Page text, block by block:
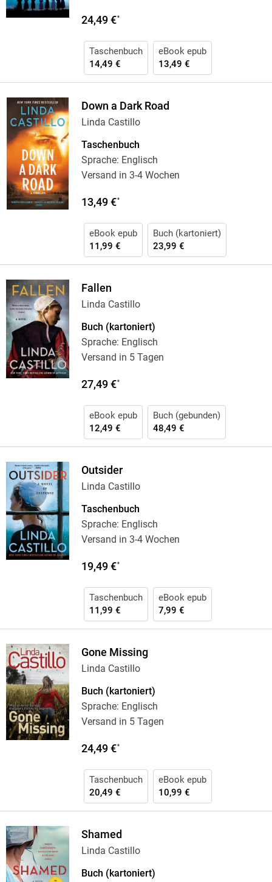
24,49 €*
Taschenbuch
14,49 €
eBook epub
13,49 €
Down a Dark Road
Linda Castillo
Taschenbuch
Sprache: Englisch
Versand in 3-4 Wochen
13,49 €*
eBook epub
11,99 €
Buch (kartoniert)
23,99 €
Fallen
Linda Castillo
Buch (kartoniert)
Sprache: Englisch
Versand in 5 Tagen
27,49 €*
eBook epub
12,49 €
Buch (gebunden)
48,49 €
Outsider
Linda Castillo
Taschenbuch
Sprache: Englisch
Versand in 3-4 Wochen
19,49 €*
Taschenbuch
11,99 €
eBook epub
7,99 €
Gone Missing
Linda Castillo
Buch (kartoniert)
Sprache: Englisch
Versand in 5 Tagen
24,49 €*
Taschenbuch
20,49 €
eBook epub
10,99 €
Shamed
Linda Castillo
Buch (kartoniert)